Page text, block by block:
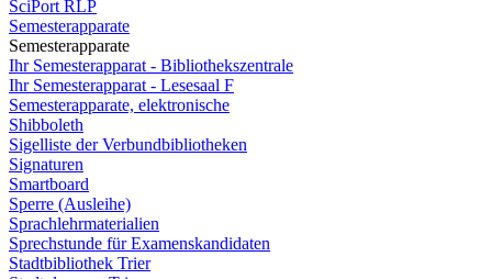
SciPort RLP
Semesterapparate
Semesterapparate
Ihr Semesterapparat - Bibliothekszentrale
Ihr Semesterapparat - Lesesaal F
Semesterapparate, elektronische
Shibboleth
Sigelliste der Verbundbibliotheken
Signaturen
Smartboard
Sperre (Ausleihe)
Sprachlehrmaterialien
Sprechstunde für Examenskandidaten
Stadtbibliothek Trier